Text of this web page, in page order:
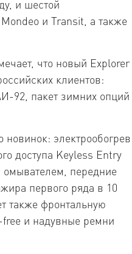
и шестой
и Transit, а также
что новый Explorer
клиентов:
92, пакет зимних опций
электрообогрев
доступа Keyless Entry
омывателем, передние
первого ряда в 10
также фронтальную
free и надувные ремни